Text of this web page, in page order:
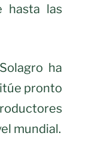
hasta las
ha
pronto
mundial.